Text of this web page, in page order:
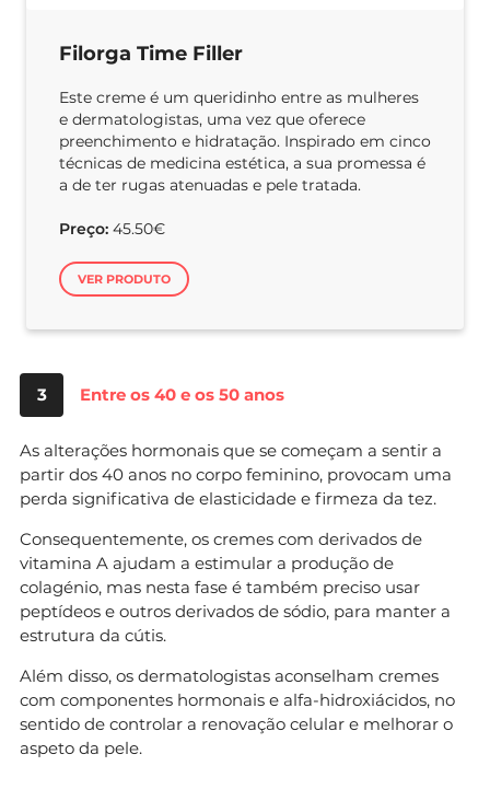
Filorga Time Filler
Este creme é um queridinho entre as mulheres
e dermatologistas, uma vez que oferece
preenchimento e hidratação. Inspirado em cinco
técnicas de medicina estética, a sua promessa é
a de ter rugas atenuadas e pele tratada.
Preço: 45.50€
VER PRODUTO
3 Entre os 40 e os 50 anos
As alterações hormonais que se começam a sentir a
partir dos 40 anos no corpo feminino, provocam uma
perda significativa de elasticidade e firmeza da tez.
Consequentemente, os cremes com derivados de
vitamina A ajudam a estimular a produção de
colagénio, mas nesta fase é também preciso usar
peptídeos e outros derivados de sódio, para manter a
estrutura da cútis.
Além disso, os dermatologistas aconselham cremes
com componentes hormonais e alfa-hidroxiácidos, no
sentido de controlar a renovação celular e melhorar o
aspeto da pele.